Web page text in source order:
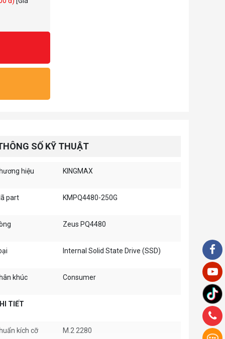
SỐ KỸ THUẬT
hiệu KINGMAX
part KMPQ4480-250G
Zeus PQ4480
Internal Solid State Drive (SSD)
khúc Consumer
TIẾT
kích cỡ M.2 2280